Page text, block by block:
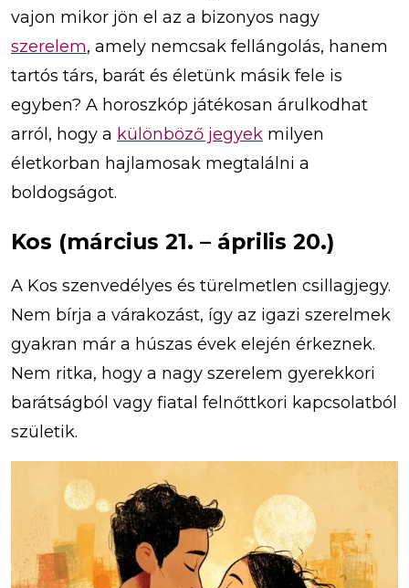
vajon mikor jön el az a bizonyos nagy
szerelem, amely nemcsak fellángolás, hanem
tartós társ, barát és életünk másik fele is
egyben? A horoszkóp játékosan árulkodhat
arról, hogy a különböző jegyek milyen
életkorban hajlamosak megtalálni a
boldogságot.
Kos (március 21. – április 20.)
A Kos szenvedélyes és türelmetlen csillagjegy.
Nem bírja a várakozást, így az igazi szerelmek
gyakran már a húszas évek elején érkeznek.
Nem ritka, hogy a nagy szerelem gyerekkori
barátságból vagy fiatal felnőttkori kapcsolatból
születik.